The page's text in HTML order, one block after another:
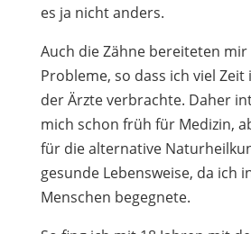
es ja nicht anders.
Auch die Zähne bereiteten
Probleme, so dass ich viel
der Ärzte verbrachte. Daher
mich schon früh für Medizin,
für die alternative
gesunde Lebensweise, da ich
Menschen begegnete.